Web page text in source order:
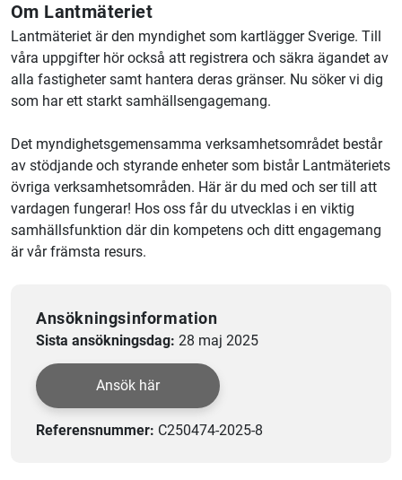
Om Lantmäteriet
Lantmäteriet är den myndighet som kartlägger Sverige. Till
våra uppgifter hör också att registrera och säkra ägandet av
alla fastigheter samt hantera deras gränser. Nu söker vi dig
som har ett starkt samhällsengagemang.
Det myndighetsgemensamma verksamhetsområdet består
av stödjande och styrande enheter som bistår Lantmäteriets
övriga verksamhetsområden. Här är du med och ser till att
vardagen fungerar! Hos oss får du utvecklas i en viktig
samhällsfunktion där din kompetens och ditt engagemang
är vår främsta resurs.
Ansökningsinformation
Sista ansökningsdag: 28 maj 2025
Ansök här
Referensnummer: C250474-2025-8